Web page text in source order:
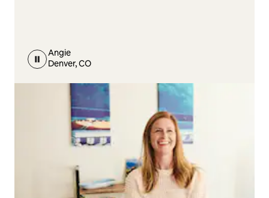
Angie
Denver, CO